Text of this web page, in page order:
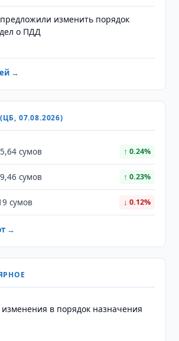
изменить порядок
о ПДД
→
07.08.2026)
сумов ↑ 0.24%
сумов ↑ 0.23%
сумов ↓ 0.12%
→
в порядок назначения